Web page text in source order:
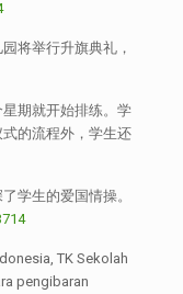
将举行升旗典礼，
期就开始排练。学
的流程外，学生还
学生的爱国情操。
TK Sekolah
pengibaran